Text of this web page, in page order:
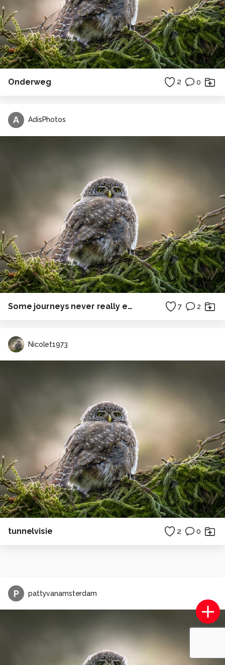
Onderweg 2 0
A AdisPhotos
Some journeys never really end. 7 2
Nicolet1973
tunnelvisie 2 0
P pattyvanamsterdam